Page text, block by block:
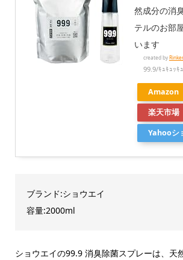
然成分の消
テルのお部
います
created byRinker
99.9/ｷｭｷｭｯｷｭ
Amazon
楽天市場
Yahooシ
ブランド:ショウエイ
容量:2000ml
ショウエイの99.9 消臭除菌スプレーは、天